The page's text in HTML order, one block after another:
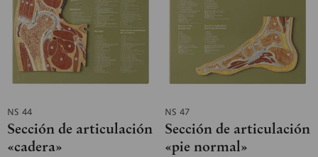
NS 44
Sección de articulación
«cadera»
NS 47
Sección de articulación
«pie normal»